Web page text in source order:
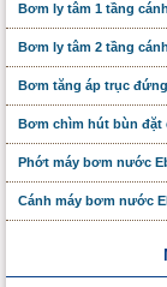
Bơm ly tâm 1 tầng
Bơm ly tâm 2 tầng
Bơm tăng áp trục
Bơm chìm hút bùn đặt
Phớt máy bơm nước
Cánh máy bơm nước